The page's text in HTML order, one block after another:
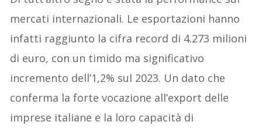
mercati internazionali. Le esportazioni hanno
infatti raggiunto la cifra record di 4.273 milioni
di euro, con un timido ma significativo
incremento dell’1,2% sul 2023. Un dato che
conferma la forte vocazione all’export delle
imprese italiane e la loro capacità di